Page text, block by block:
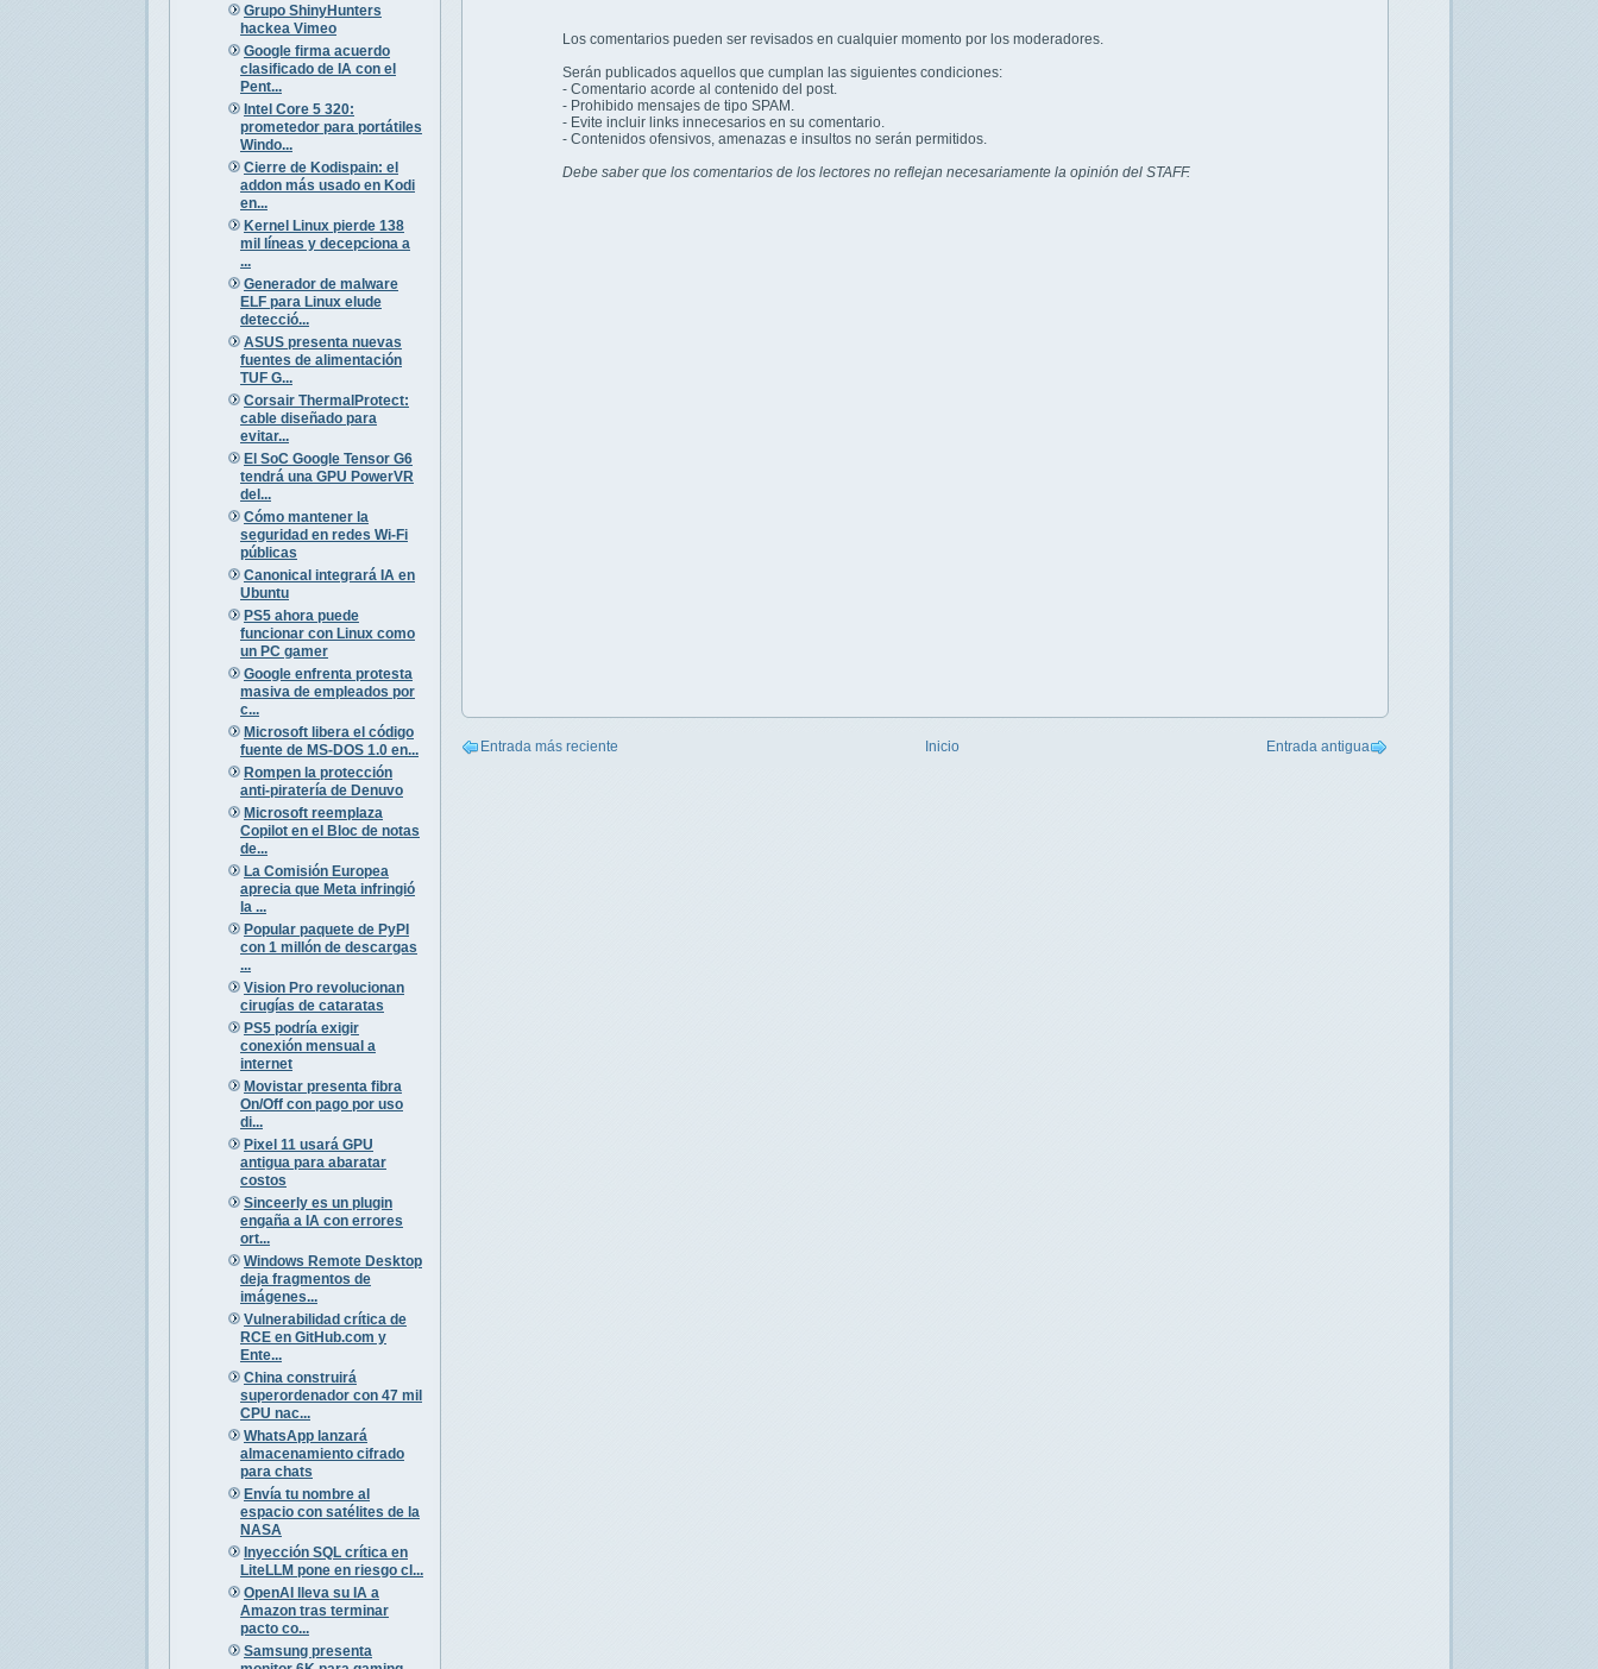
Grupo ShinyHunters
hackea Vimeo
Google firma acuerdo
clasificado de IA con el
Pent...
Intel Core 5 320:
prometedor para portátiles
Windo...
Cierre de Kodispain: el
addon más usado en Kodi
en...
Kernel Linux pierde 138
mil líneas y decepciona a
...
Generador de malware
ELF para Linux elude
detecció...
ASUS presenta nuevas
fuentes de alimentación
TUF G...
Corsair ThermalProtect:
cable diseñado para
evitar...
El SoC Google Tensor G6
tendrá una GPU PowerVR
del...
Cómo mantener la
seguridad en redes Wi-Fi
públicas
Canonical integrará IA en
Ubuntu
PS5 ahora puede
funcionar con Linux como
un PC gamer
Google enfrenta protesta
masiva de empleados por
c...
Microsoft libera el código
fuente de MS-DOS 1.0 en...
Rompen la protección
anti-piratería de Denuvo
Microsoft reemplaza
Copilot en el Bloc de notas
de...
La Comisión Europea
aprecia que Meta infringió
la ...
Popular paquete de PyPI
con 1 millón de descargas
...
Vision Pro revolucionan
cirugías de cataratas
PS5 podría exigir
conexión mensual a
internet
Movistar presenta fibra
On/Off con pago por uso
di...
Pixel 11 usará GPU
antigua para abaratar
costos
Sinceerly es un plugin
engaña a IA con errores
ort...
Windows Remote Desktop
deja fragmentos de
imágenes...
Vulnerabilidad crítica de
RCE en GitHub.com y
Ente...
China construirá
superordenador con 47 mil
CPU nac...
WhatsApp lanzará
almacenamiento cifrado
para chats
Envía tu nombre al
espacio con satélites de la
NASA
Inyección SQL crítica en
LiteLLM pone en riesgo cl...
OpenAI lleva su IA a
Amazon tras terminar
pacto co...
Samsung presenta
Los comentarios pueden ser revisados en cualquier momento por los moderadores.
Serán publicados aquellos que cumplan las siguientes condiciones:
- Comentario acorde al contenido del post.
- Prohibido mensajes de tipo SPAM.
- Evite incluir links innecesarios en su comentario.
- Contenidos ofensivos, amenazas e insultos no serán permitidos.
Debe saber que los comentarios de los lectores no reflejan necesariamente la opinión del STAFF.
Entrada más reciente Entrada antigua
Inicio